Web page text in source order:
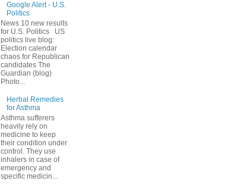
Google Alert - U.S.
Politics
News 10 new results
for U.S. Politics US
politics live blog:
Election calendar
chaos for Republican
candidates The
Guardian (blog)
Photo...
Herbal Remedies
for Asthma
Asthma sufferers
heavily rely on
medicine to keep
their condition under
control. They use
inhalers in case of
emergency and
specific medicin...